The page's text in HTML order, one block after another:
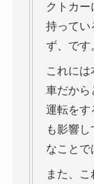
クトカ
持ってい
ず、です
これに
車だから
運転をす
も影響
なことで
また、